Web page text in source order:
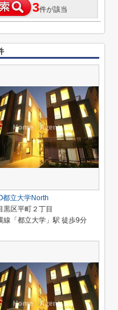
3件が該当
都立大学North
黒区平町２丁目
線「都立大学」駅 徒歩9分